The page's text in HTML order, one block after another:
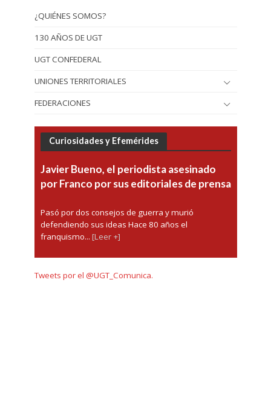
¿QUIÉNES SOMOS?
130 AÑOS DE UGT
UGT CONFEDERAL
UNIONES TERRITORIALES
FEDERACIONES
Curiosidades y Efemérides
Javier Bueno, el periodista asesinado
por Franco por sus editoriales de prensa
Pasó por dos consejos de guerra y murió
defendiendo sus ideas Hace 80 años el
franquismo... [Leer +]
Tweets por el @UGT_Comunica.